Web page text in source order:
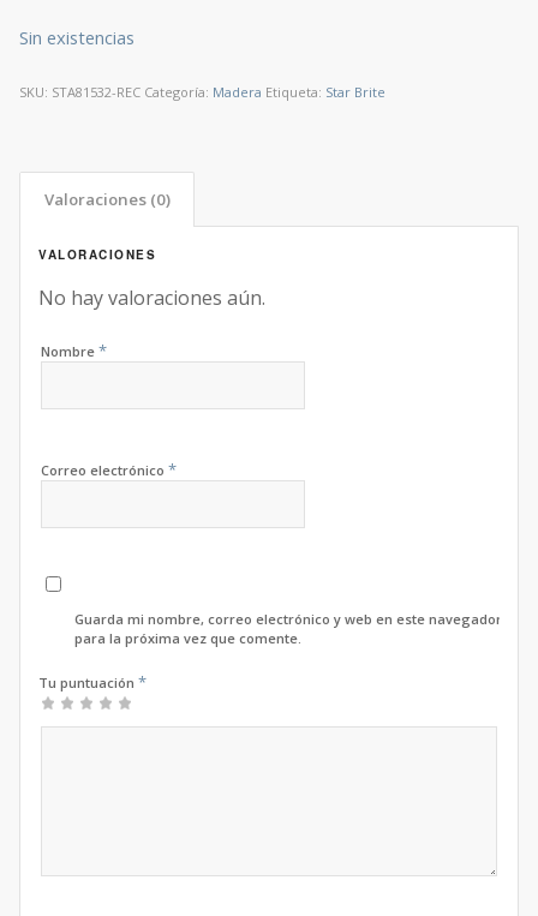
Sin existencias
SKU: STA81532-REC Categoría: Madera Etiqueta: Star Brite
Valoraciones (0)
VALORACIONES
No hay valoraciones aún.
Nombre *
Correo electrónico *
Guarda mi nombre, correo electrónico y web en este navegador
para la próxima vez que comente.
Tu puntuación *
1
2 de
3 de 5
4 de 5
5 de 5